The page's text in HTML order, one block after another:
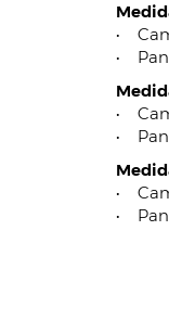
•
•
•
•
•
•